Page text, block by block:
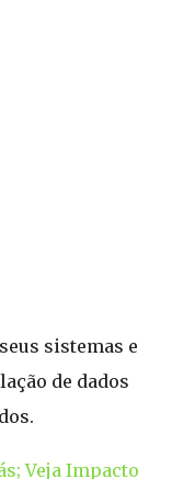
sistemas e
de dados
Veja Impacto